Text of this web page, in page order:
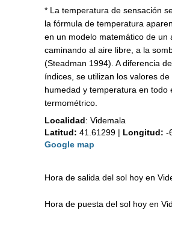
* La temperatura de sensación
la fórmula de temperatura
en un modelo matemático de un
caminando al aire libre, a la
(Steadman 1994). A diferencia
índices, se utilizan los valores de
humedad y temperatura en todo
termométrico.
Localidad: Videmala
Latitud: 41.61299 | Longitud: -
Google map
Hora de salida del sol hoy en
Hora de puesta del sol hoy en